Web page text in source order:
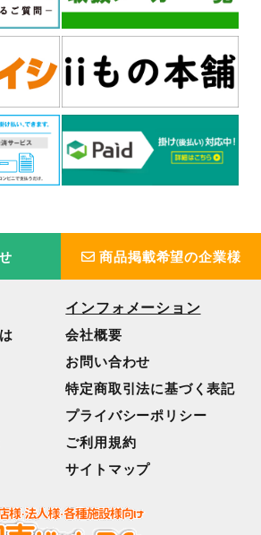
商品掲載希望の企業様
インフォメーション
会社概要
お問い合わせ
特定商取引法に基づく表記
プライバシーポリシー
ご利用規約
サイトマップ